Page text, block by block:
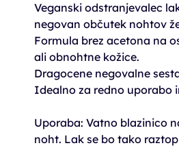
Veganski odstranjevalec
negovan občutek nohtov
Formula brez acetona na
ali obnohtne kožice.
Dragocene negovalne
Idealno za redno uporabo
Uporaba: Vatno blazinico
noht. Lak se bo tako